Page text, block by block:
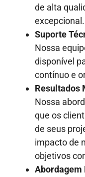
de alta
excepcional.
Suporte
Nossa
disponível
contínuo e
Resultados
Nossa
que os
de seus
impacto de
objetivos
Abordagem